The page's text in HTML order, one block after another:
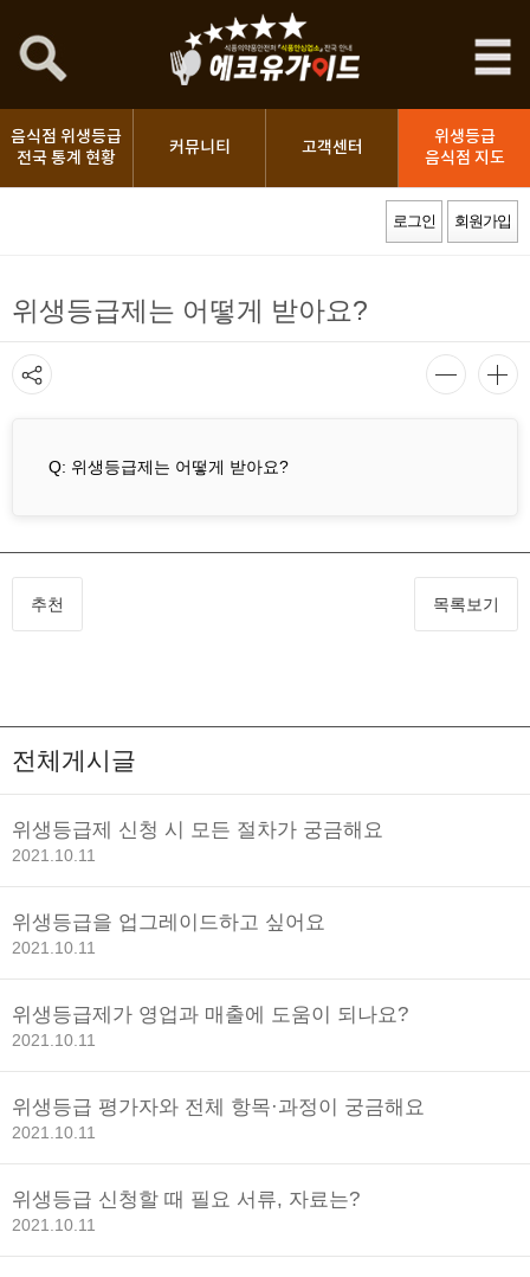
음식점 위생등급
전국 통계 현황
커뮤니티 고객센터
위생등급
음식점 지도
로그인 회원가입
위생등급제는 어떻게 받아요?
Q: 위생등급제는 어떻게 받아요?
추천 목록보기
전체게시글
위생등급제 신청 시 모든 절차가 궁금해요
2021.10.11
위생등급을 업그레이드하고 싶어요
2021.10.11
위생등급제가 영업과 매출에 도움이 되나요?
2021.10.11
위생등급 평가자와 전체 항목·과정이 궁금해요
2021.10.11
위생등급 신청할 때 필요 서류, 자료는?
2021.10.11